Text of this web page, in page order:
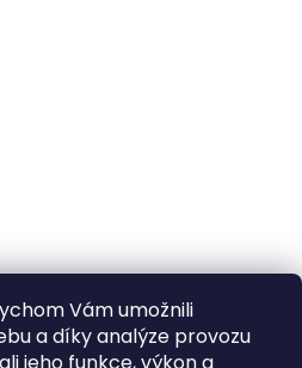
Vám umožnili
a díky analýze provozu